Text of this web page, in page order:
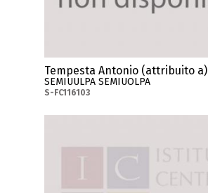
Tempesta Antonio (attribuito a)
SEMIUULPA SEMIUOLPA
S-FC116103